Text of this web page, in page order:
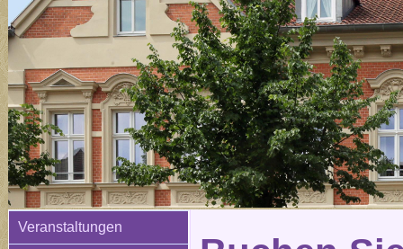
Veranstaltungen